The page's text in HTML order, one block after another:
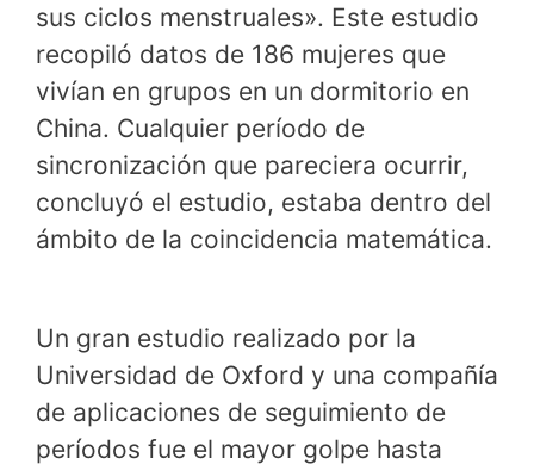
sus ciclos menstruales». Este estudio
recopiló datos de 186 mujeres que
vivían en grupos en un dormitorio en
China. Cualquier período de
sincronización que pareciera ocurrir,
concluyó el estudio, estaba dentro del
ámbito de la coincidencia matemática.
Un gran estudio realizado por la
Universidad de Oxford y una compañía
de aplicaciones de seguimiento de
períodos fue el mayor golpe hasta